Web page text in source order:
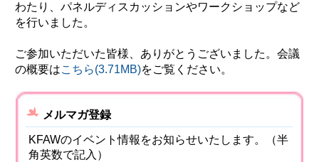
教育
ジェンダー
人権
平和構築
その他
わたり、パネルディスカッションやワークショップなど
を行いました。
ご参加いただいた皆様、ありがとうございました。会議
の概要はこちら(3.71MB)をご覧ください。
メルマガ登録
KFAWのイベント情報をお知らせいたします。（半
角英数で記入）